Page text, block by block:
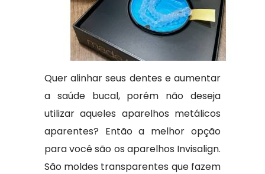
Quer alinhar seus dentes e aumentar
a saúde bucal, porém não deseja
utilizar aqueles aparelhos metálicos
aparentes? Então a melhor opção
para você são os aparelhos Invisalign.
São moldes transparentes que fazem